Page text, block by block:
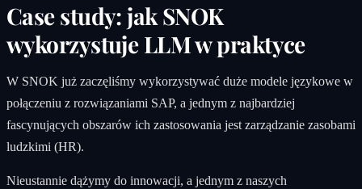
Case study: jak SNOK
wykorzystuje LLM w praktyce
W SNOK już zaczęliśmy wykorzystywać duże modele językowe w
połączeniu z rozwiązaniami SAP, a jednym z najbardziej
fascynujących obszarów ich zastosowania jest zarządzanie zasobami
ludzkimi (HR).
Nieustannie dążymy do innowacji, a jednym z naszych